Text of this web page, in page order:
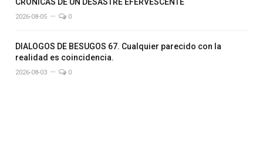
CRÓNICAS DE UN DESASTRE EFERVESCENTE
2026-08-05 0
DIALOGOS DE BESUGOS 67. Cualquier parecido con la
realidad es coincidencia.
2026-08-03 0